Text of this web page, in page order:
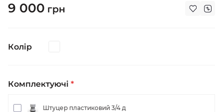
9 000 грн
Колір
Комплектуючі *
Штуцер пластиковий 3/4 д